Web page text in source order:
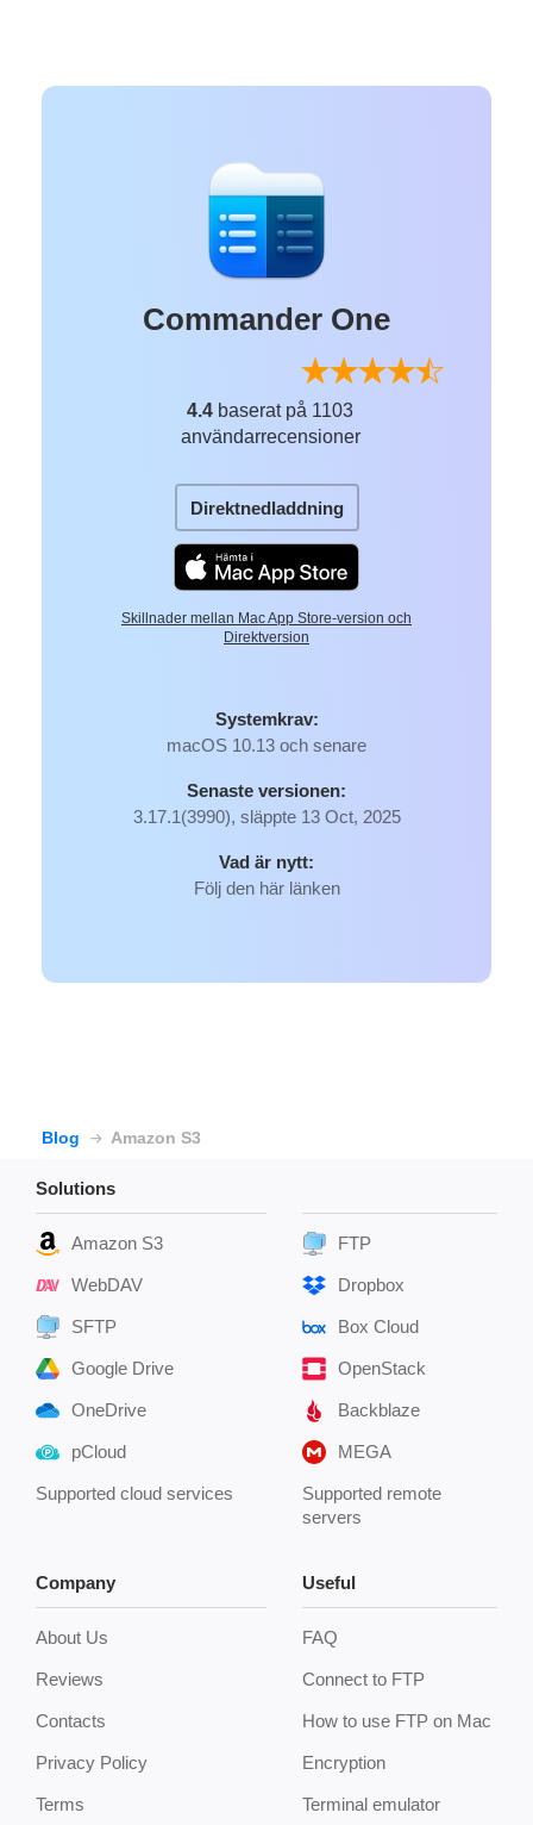
Commander One
4.4 baserat på 1103
användarrecensioner
Direktnedladdning
Skillnader mellan Mac App Store-version och
Direktversion
Systemkrav:
macOS 10.13 och senare
Senaste versionen:
3.17.1(3990), släppte 13 Oct, 2025
Vad är nytt:
Följ den här länken
Blog Amazon S3
Solutions
Amazon S3
WebDAV
SFTP
Google Drive
OneDrive
pCloud
Supported cloud services
FTP
Dropbox
Box Cloud
OpenStack
Backblaze
MEGA
Supported remote
servers
Company
About Us
Reviews
Contacts
Privacy Policy
Terms
Useful
FAQ
Connect to FTP
How to use FTP on Mac
Encryption
Terminal emulator